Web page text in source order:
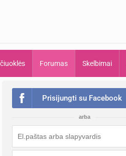
Forumas Skelbimai
Prisijungti su Facebook
arba